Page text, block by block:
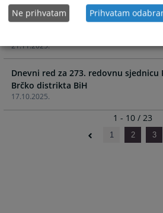
21.11.2025.
Dnevni red za 274. redovnu
17.10.2025.
Dnevni red za 273. redovnu
Brčko distrikta BiH
1 - 10 / 23
1 2 3
Ne prihvatam Prihvatam